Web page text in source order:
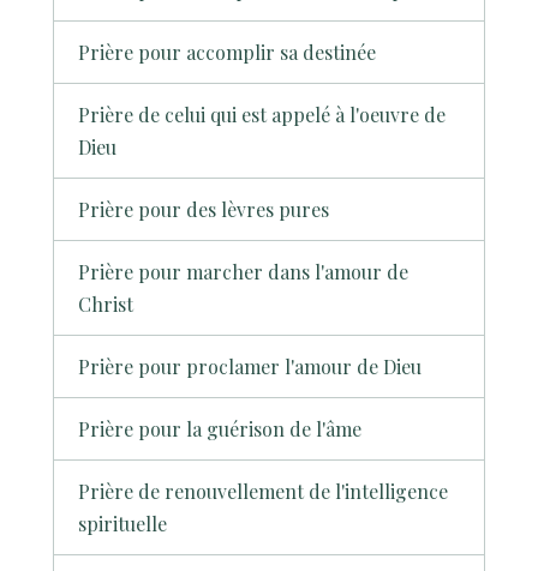
Prière pour accomplir sa destinée
Prière de celui qui est appelé à l'oeuvre de
Dieu
Prière pour des lèvres pures
Prière pour marcher dans l'amour de
Christ
Prière pour proclamer l'amour de Dieu
Prière pour la guérison de l'âme
Prière de renouvellement de l'intelligence
spirituelle